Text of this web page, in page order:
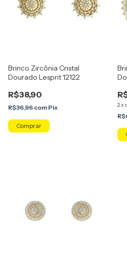
Brinco Zircônia Cristal
Dourado Lesprit 12122
R$38,90
R$36,96 com Pix 2x